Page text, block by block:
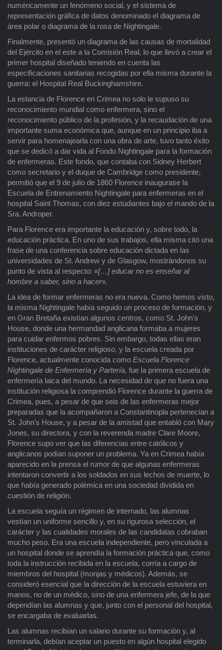
numéricamente un fenómeno social, y el sistema de
representación gráfica de datos denominado el diagrama de
área polar o diagrama de la rosa de Nightingale.
Finalmente, presentó un diagrama de las causas de mortalidad
del Ejército en el este a la Comisión Real, lo que llevó a crear el
primer hospital diseñado teniendo en cuenta las
especificaciones sanitarias recogidas por ella misma durante la
guerra: el Hospital Real Buckinghamshire.
La estancia de Florence en Crimea no solo le supuso su
reconocimiento mundial como enfermera, sino el
reconocimiento público de la profesión, y la recaudación de una
importante suma económica que, aunque en un principio iba a
servir para homenajearla con una obra de arte, tuvo tanto éxito
que se dedicó a dar vida al Fondo Nightingale para la formación
de enfermeras. Este fondo, que contaba con Sidney Herbert
como secretario y el duque de Cambridge como presidente,
permitió que el 9 de julio de 1860 Florence inaugurase la
Escuela de Entrenamiento Nightingale para enfermeras en el
hospital Saint Thomas, con diez estudiantes bajo el mando de la
Sra. Androper.
Para Florence era importante la educación y, sobre todo, la
educación práctica. En uno de sus trabajos, ella misma citó una
frase de una conferencia sobre educación dictada en las
universidades de St. Andrew y de Glasgow, mostrándonos su
punto de vista al respecto: «[…] educar no es enseñar al
hombre a saber, sino a hacer».
La idea de formar enfermeras no era nueva. Como hemos visto,
la misma Nightingale había seguido un proceso de formación, y
en Gran Bretaña existían algunos centros, como St. John’s
House, donde una hermandad anglicana formaba a mujeres
para cuidar enfermos pobres. Sin embargo, todas ellas eran
instituciones de carácter religioso, y la escuela creada por
Florence, actualmente conocida como Escuela Florence
Nightingale de Enfermería y Partería, fue la primera escuela de
enfermería laica del mundo. La necesidad de que no fuera una
institución religiosa la comprendió Florence durante la guerra de
Crimea, pues, a pesar de que seis de las enfermeras mejor
preparadas que la acompañaron a Constantinopla pertenecían a
St. John’s House, y a pesar de la amistad que entabló con Mary
Jones, su directora, y con la reverenda madre Clare Moore,
Florence supo ver que las diferencias entre católicos y
anglicanos podían suponer un problema. Ya en Crimea había
aparecido en la prensa el rumor de que algunas enfermeras
intentaron convertir a los soldados en sus lechos de muerte, lo
que había generado polémica en una sociedad dividida en
cuestión de religión.
La escuela seguía un régimen de internado, las alumnas
vestían un uniforme sencillo y, en su rigurosa selección, el
carácter y las cualidades morales de las candidatas cobraban
mucho peso. Era una escuela independiente, pero vinculada a
un hospital donde se aprendía la formación práctica que, como
toda la instrucción recibida en la escuela, corría a cargo de
miembros del hospital (monjas y médicos). Además, se
consideró esencial que la dirección de la escuela estuviera en
manos, no de un médico, sino de una enfermera jefe, de la que
dependían las alumnas y que, junto con el personal del hospital,
se encargaba de evaluarlas.
Las alumnas recibían un salario durante su formación y, al
terminarla, debían aceptar un puesto en algún hospital elegido